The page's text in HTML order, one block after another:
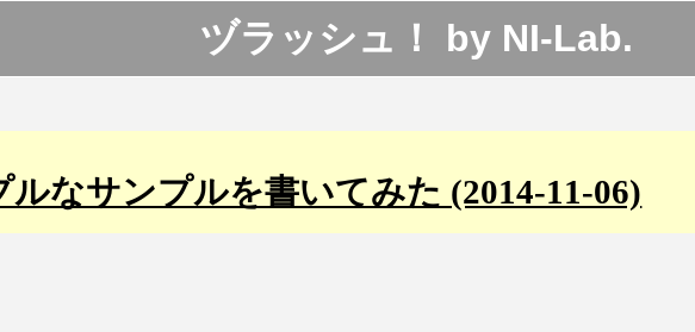
ヅラッシュ！ by NI-Lab.
なサンプルを書いてみた (2014-11-06)